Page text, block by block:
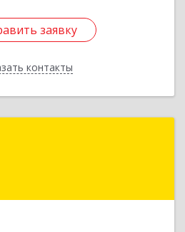
заявку
контакты
заявку
Назад